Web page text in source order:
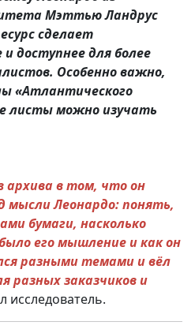
Мэттью Ландрус
сделает
доступнее для более
Особенно важно,
«Атлантического
листы можно изучать
архива в том, что он
мысли Леонардо: понять,
бумаги, насколько
его мышление и как он
разными темами и вёл
разных заказчиков и
исследователь.